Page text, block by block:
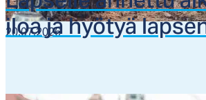
20.07.2026
iloa ja hyö­tyä